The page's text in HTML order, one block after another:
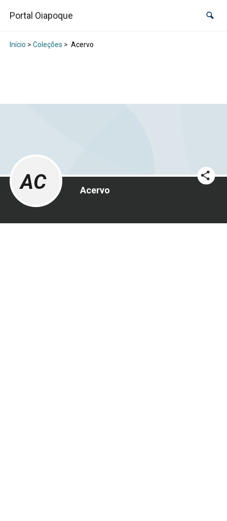
Portal Oiapoque
Início > Coleções > Acervo
AC Acervo